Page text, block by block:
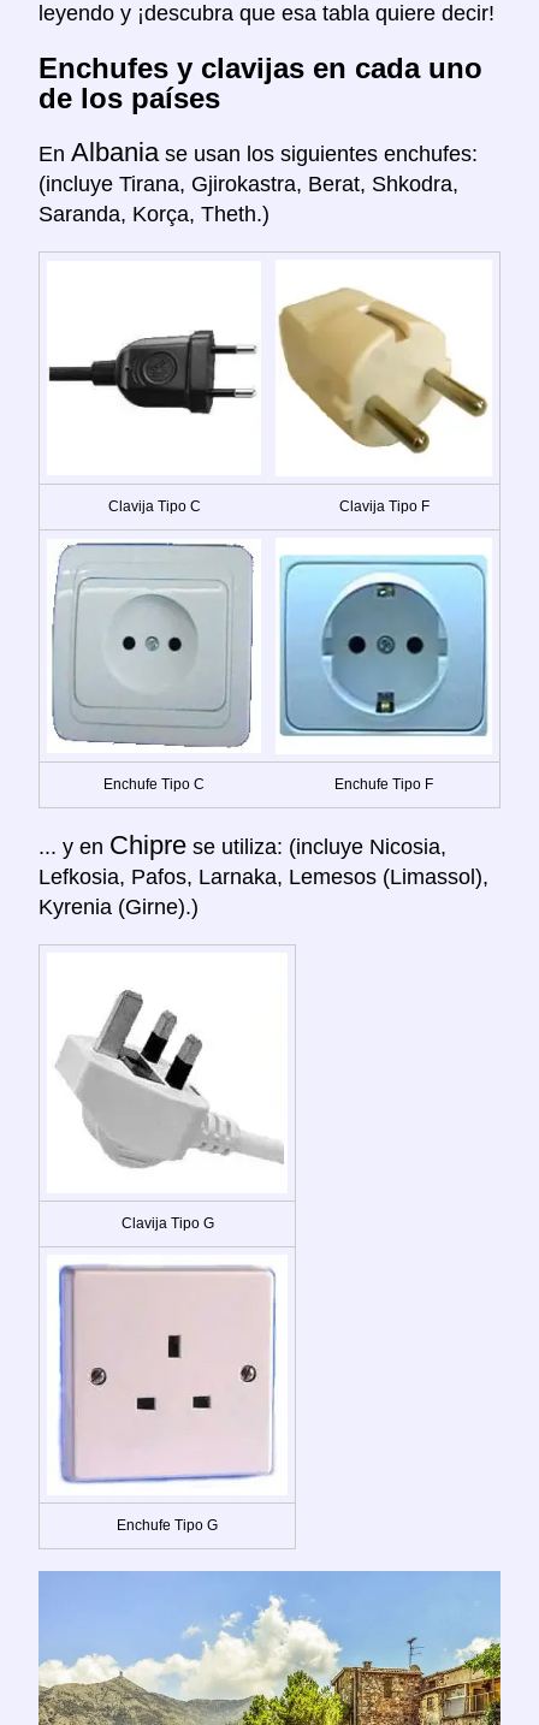
leyendo y ¡descubra que esa tabla quiere decir!
Enchufes y clavijas en cada uno
de los países
En Albania se usan los siguientes enchufes:
(incluye Tirana, Gjirokastra, Berat, Shkodra,
Saranda, Korça, Theth.)
Clavija Tipo C Clavija Tipo F
Enchufe Tipo C Enchufe Tipo F
... y en Chipre se utiliza: (incluye Nicosia,
Lefkosia, Pafos, Larnaka, Lemesos (Limassol),
Kyrenia (Girne).)
Clavija Tipo G
Enchufe Tipo G